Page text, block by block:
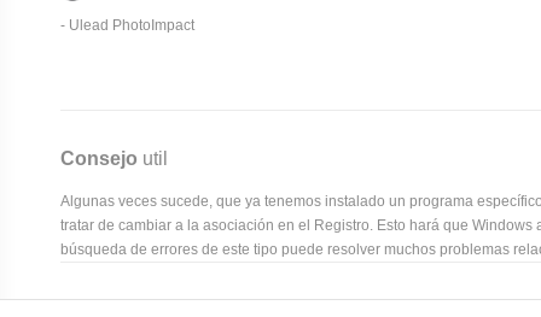
- Ulead PhotoImpact
Consejo util
Algunas veces sucede, que ya tenemos instalado un programa
tratar de cambiar a la asociación en el Registro. Esto hará que
búsqueda de errores de este tipo puede resolver muchos problemas